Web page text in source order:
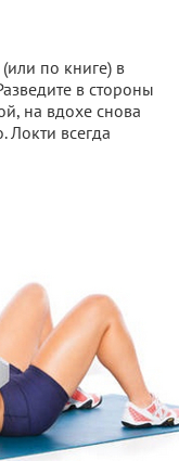
по книге) в
в стороны
на вдохе снова
Локти всегда